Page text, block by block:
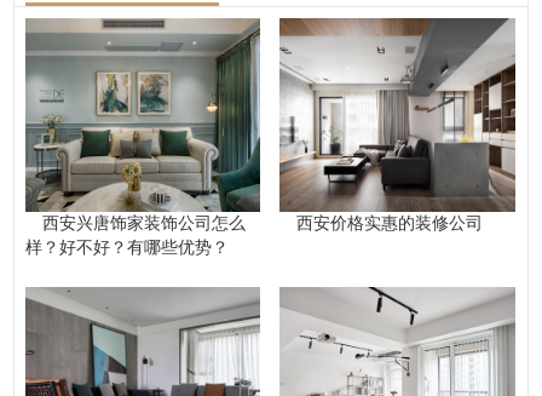
西安兴唐饰家装饰公司怎么
样？好不好？有哪些优势？
西安价格实惠的装修公司